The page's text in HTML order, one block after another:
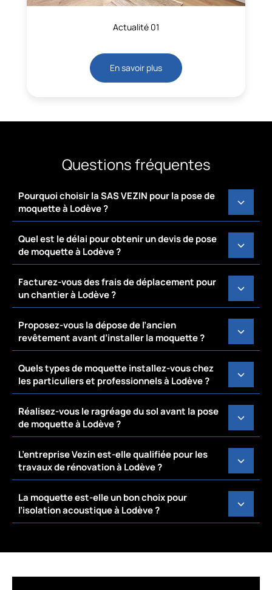
Actualité 01
En savoir plus
Questions fréquentes
Pourquoi choisir la SAS VEZIN pour la pose de
moquette à Lodève ?
Quel est le délai pour obtenir un devis de pose
de moquette à Lodève ?
Facturez-vous des frais de déplacement pour
un chantier à Lodève ?
Proposez-vous la dépose de l’ancien
revêtement avant d’installer la moquette ?
Quels types de moquette installez-vous chez
les particuliers et professionnels à Lodève ?
Réalisez-vous le ragréage du sol avant la pose
de moquette à Lodève ?
L’entreprise Vezin est-elle qualifiée pour les
travaux de rénovation à Lodève ?
La moquette est-elle un bon choix pour
l’isolation acoustique à Lodève ?